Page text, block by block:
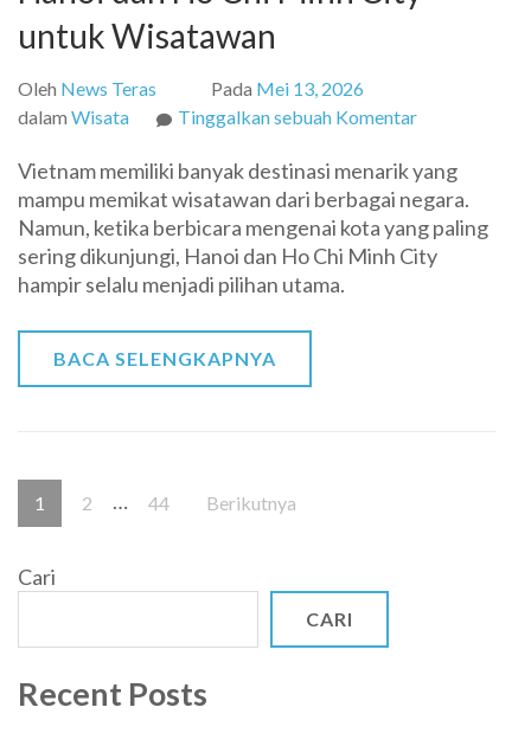
untuk Wisatawan
Oleh News Teras Pada Mei 13, 2026
dalam Wisata Tinggalkan sebuah Komentarpada
Menarik
Antara
Hanoi
dan
Vietnam memiliki banyak destinasi menarik yang
mampu memikat wisatawan dari berbagai negara.
Namun, ketika berbicara mengenai kota yang paling
sering dikunjungi, Hanoi dan Ho Chi Minh City
hampir selalu menjadi pilihan utama.
BACA SELENGKAPNYA
Paginasi
pos
Halaman
1 Halaman
2 … Halaman
44 Berikutnya
Cari
CARI
Recent Posts